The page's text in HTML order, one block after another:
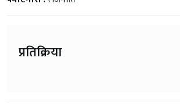
प्रतिक्रिया